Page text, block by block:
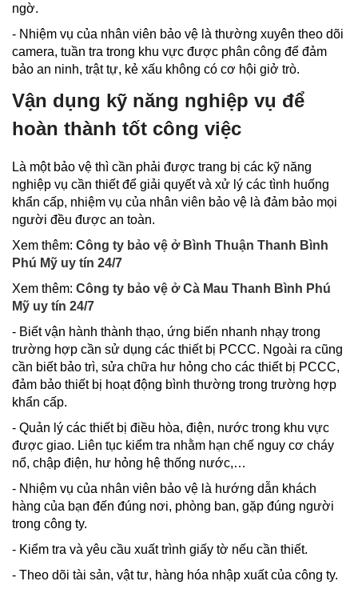
ngờ.
- Nhiệm vụ của nhân viên bảo vệ là thường xuyên theo dõi
camera, tuần tra trong khu vực được phân công để đảm
bảo an ninh, trật tự, kẻ xấu không có cơ hội giở trò.
Vận dụng kỹ năng nghiệp vụ để
hoàn thành tốt công việc
Là một bảo vệ thì cần phải được trang bị các kỹ năng
nghiệp vụ cần thiết để giải quyết và xử lý các tình huống
khẩn cấp, nhiệm vụ của nhân viên bảo vệ là đảm bảo mọi
người đều được an toàn.
Xem thêm: Công ty bảo vệ ở Bình Thuận Thanh Bình
Phú Mỹ uy tín 24/7
Xem thêm: Công ty bảo vệ ở Cà Mau Thanh Bình Phú
Mỹ uy tín 24/7
- Biết vận hành thành thạo, ứng biến nhanh nhạy trong
trường hợp cần sử dụng các thiết bị PCCC. Ngoài ra cũng
cần biết bảo trì, sửa chữa hư hỏng cho các thiết bị PCCC,
đảm bảo thiết bị hoạt động bình thường trong trường hợp
khẩn cấp.
- Quản lý các thiết bị điều hòa, điện, nước trong khu vực
được giao. Liên tục kiểm tra nhằm hạn chế nguy cơ cháy
nổ, chập điện, hư hỏng hệ thống nước,…
- Nhiệm vụ của nhân viên bảo vệ là hướng dẫn khách
hàng của bạn đến đúng nơi, phòng ban, gặp đúng người
trong công ty.
- Kiểm tra và yêu cầu xuất trình giấy tờ nếu cần thiết.
- Theo dõi tài sản, vật tư, hàng hóa nhập xuất của công ty.